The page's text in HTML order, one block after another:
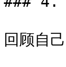
回顾自